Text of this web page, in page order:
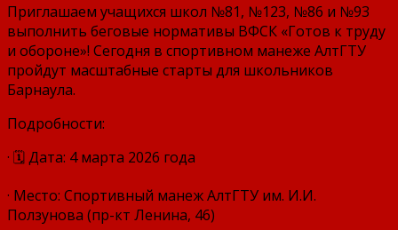
Приглашаем учащихся школ №81, №123, №86 и №93
выполнить беговые нормативы ВФСК «Готов к труду
и обороне»! Сегодня в спортивном манеже АлтГТУ
пройдут масштабные старты для школьников
Барнаула.
Подробности:
· 🗓 Дата: 4 марта 2026 года
· Место: Спортивный манеж АлтГТУ им. И.И.
Ползунова (пр-кт Ленина, 46)